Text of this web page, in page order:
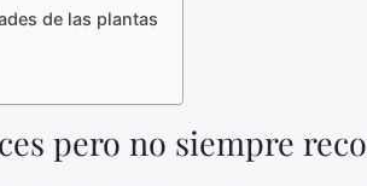
de las plantas
pero no siempre